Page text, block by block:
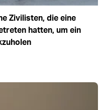
Zivilisten, die eine
hatten, um ein